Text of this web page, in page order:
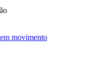
movimento